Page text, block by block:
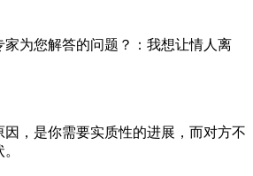
为您解答的问题？：我想让情人离
，是你需要实质性的进展，而对方不